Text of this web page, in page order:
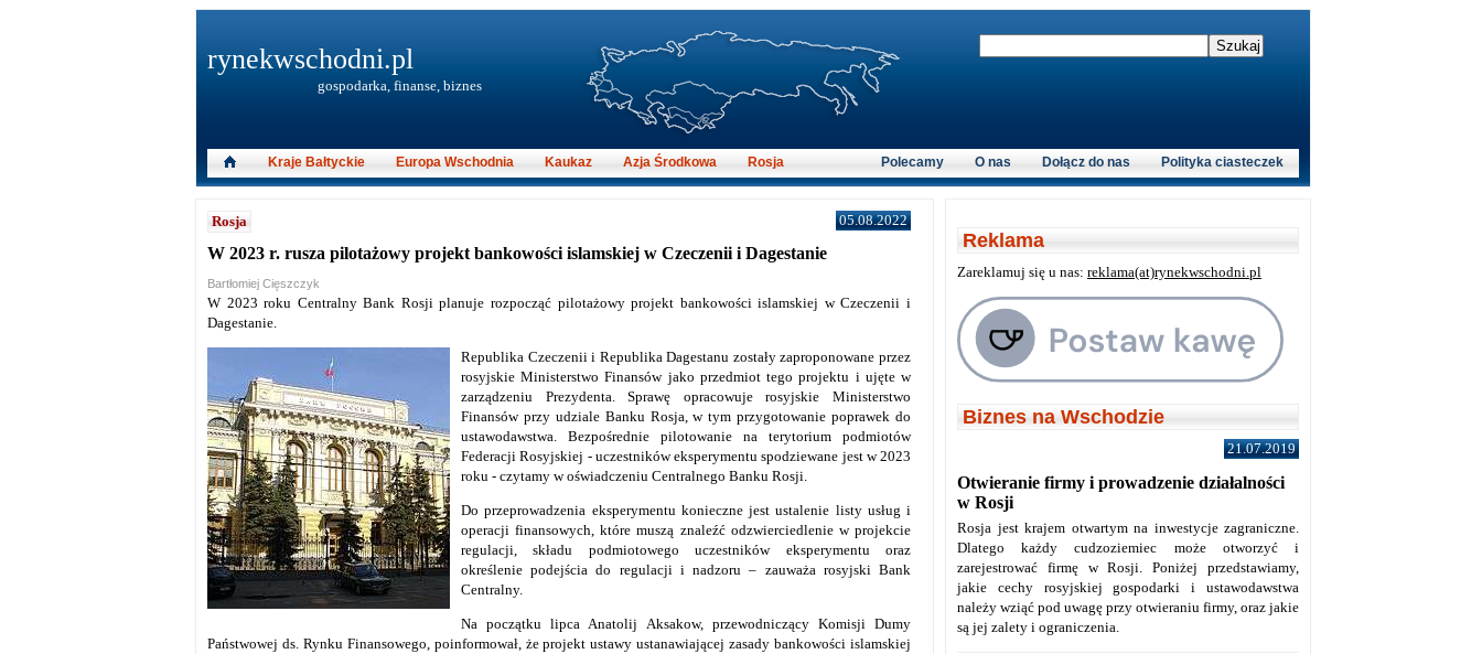
Rosja 05.08.2022
W 2023 r. rusza pilotażowy projekt bankowości islamskiej w Czeczenii i Dagestanie
Bartłomiej Cięszczyk
W 2023 roku Centralny Bank Rosji planuje rozpocząć pilotażowy projekt bankowości islamskiej w Czeczenii i
Dagestanie.
Republika Czeczenii i Republika Dagestanu zostały zaproponowane przez
rosyjskie Ministerstwo Finansów jako przedmiot tego projektu i ujęte w
zarządzeniu Prezydenta. Sprawę opracowuje rosyjskie Ministerstwo
Finansów przy udziale Banku Rosja, w tym przygotowanie poprawek do
ustawodawstwa. Bezpośrednie pilotowanie na terytorium podmiotów
Federacji Rosyjskiej - uczestników eksperymentu spodziewane jest w 2023
roku - czytamy w oświadczeniu Centralnego Banku Rosji.
Do przeprowadzenia eksperymentu konieczne jest ustalenie listy usług i
operacji finansowych, które muszą znaleźć odzwierciedlenie w projekcie
regulacji, składu podmiotowego uczestników eksperymentu oraz
określenie podejścia do regulacji i nadzoru – zauważa rosyjski Bank
Centralny.
Na początku lipca Anatolij Aksakow, przewodniczący Komisji Dumy
Państwowej ds. Rynku Finansowego, poinformował, że projekt ustawy ustanawiającej zasady bankowości islamskiej
rynekwschodni.pl
gospodarka, finanse, biznes
Kraje Bałtyckie Europa Wschodnia Kaukaz Azja Środkowa Rosja Polityka ciasteczek
Dołącz do nas
O nas
Polecamy
Reklama
Zareklamuj się u nas: reklama(at)rynekwschodni.pl
Biznes na Wschodzie
21.07.2019
Otwieranie firmy i prowadzenie działalności
w Rosji
Rosja jest krajem otwartym na inwestycje zagraniczne.
Dlatego każdy cudzoziemiec może otworzyć i
zarejestrować firmę w Rosji. Poniżej przedstawiamy,
jakie cechy rosyjskiej gospodarki i ustawodawstwa
należy wziąć pod uwagę przy otwieraniu firmy, oraz jakie
są jej zalety i ograniczenia.